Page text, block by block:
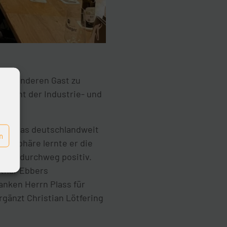
Gast zu
der Industrie- und
das deutschlandweit
lernte er die
war durchweg positiv.
Ebbers
Herrn Plass für
Christian Lötfering